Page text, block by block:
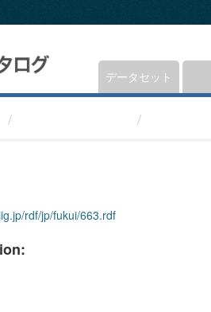
データセット
rdf/jp/fukui/663.rdf